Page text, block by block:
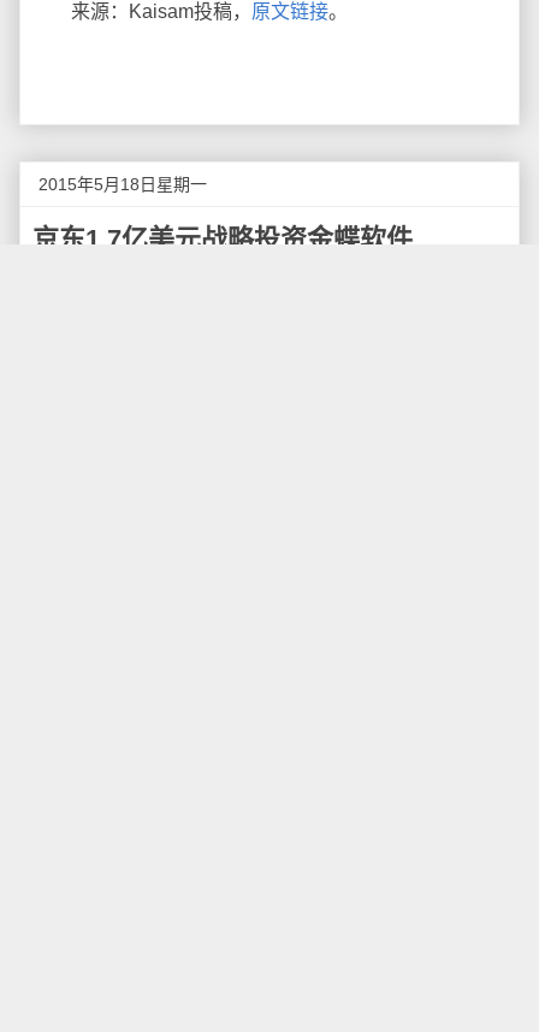
来源：Kaisam投稿， 原文链接。
2015年5月18日星期一
京东1.7亿美元战略投资金蝶软件